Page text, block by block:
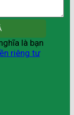
là bạn
riêng tư